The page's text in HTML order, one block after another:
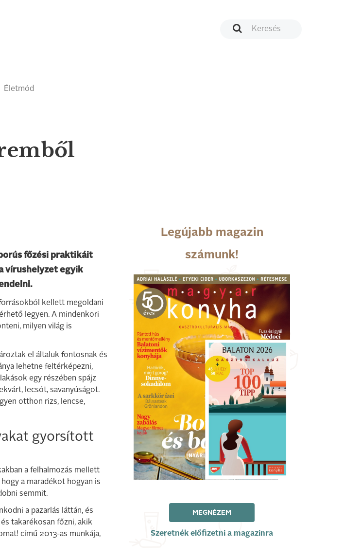
Életmód
főzési praktikáit
vírushelyzet egyik
kellett megoldani
legyen. A mindenkori
milyen világ is
el általuk fontosnak és
lehetne feltérképezni,
egy részében spájz
lecsót, savanyúságot.
otthon rizs, lencse,
gyorsított
a felhalmozás mellett
a maradékot hogyan is
semmit.
a pazarlás láttán, és
takarékosan főzni, akik
című 2013-as munkája,
Legújabb magazin
számunk!
MEGNÉZEM
Szeretnék előfizetni a magazinra